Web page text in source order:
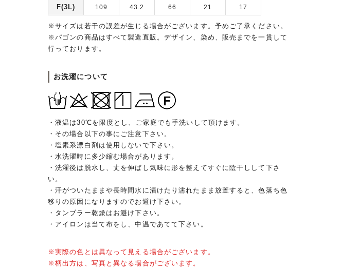
F(3L) 109 43.2 66 21 17
※サイズは若干の誤差が生じる場合がございます。予めご了承ください。
※パゴンの商品はすべて製造直販。デザイン、染め、販売までを一貫して
行っております。
お洗濯について
・液温は30℃を限度とし、ご家庭でも手洗いして頂けます。
・その場合以下の事にご注意下さい。
・塩素系漂白剤は使用しないで下さい。
・水洗濯時に多少縮む場合があります。
・洗濯後は脱水し、丈を伸ばし気味に形を整えてすぐに陰干しして下さ
い。
・汗がついたままや長時間水に漬けたり濡れたまま放置すると、色落ち色
移りの原因になりますのでお避け下さい。
・タンブラー乾燥はお避け下さい。
・アイロンは当て布をし、中温であてて下さい。
※実際の色とは異なって見える場合がございます。
※柄出方は、写真と異なる場合がございます。